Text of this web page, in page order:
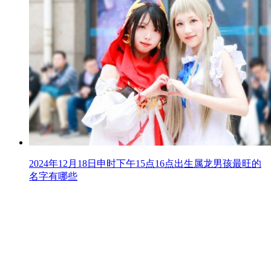
2024年12月18日申时下午15点16点出生属龙男孩最旺的
名字有哪些